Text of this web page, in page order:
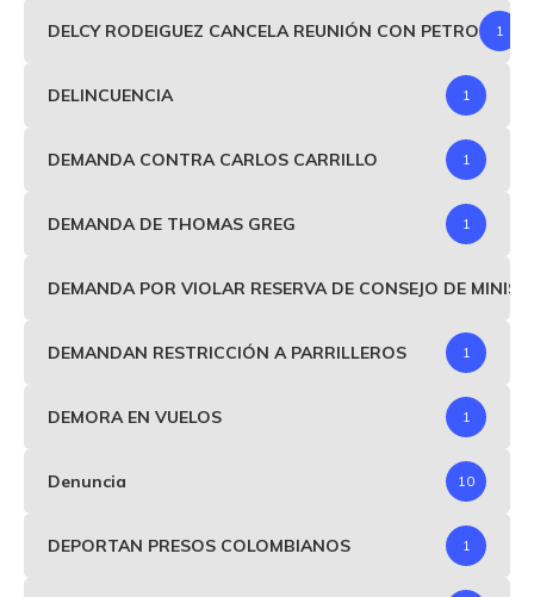
DELCY RODEIGUEZ CANCELA REUNIÓN CON PETRO 1
DELINCUENCIA 1
DEMANDA CONTRA CARLOS CARRILLO 1
DEMANDA DE THOMAS GREG 1
DEMANDA POR VIOLAR RESERVA DE CONSEJO DE
DEMANDAN RESTRICCIÓN A PARRILLEROS 1
DEMORA EN VUELOS 1
Denuncia 10
DEPORTAN PRESOS COLOMBIANOS 1